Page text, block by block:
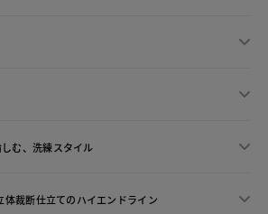
む、洗練スタイル
裁断仕立てのハイエンドライン